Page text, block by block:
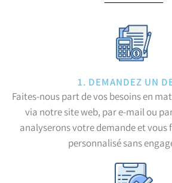
1. DEMANDEZ UN
Faites-nous part de vos besoins en
via notre site web, par e-mail ou
analyserons votre demande et vous
personnalisé sans